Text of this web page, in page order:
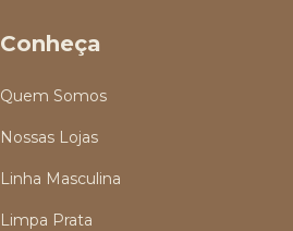
Conheça
Quem Somos
Nossas Lojas
Linha Masculina
Limpa Prata